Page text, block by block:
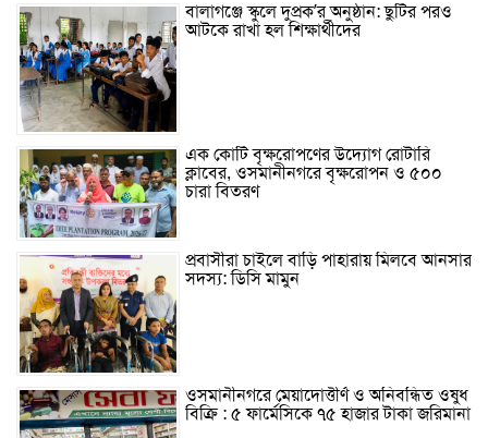
বালাগঞ্জে স্কুলে দুপ্রক’র অনুষ্ঠান: ছুটির পরও
আটকে রাখা হল শিক্ষার্থীদের
এক কোটি বৃক্ষরোপণের উদ্যোগ রোটারি
ক্লাবের, ওসমানীনগরে বৃক্ষরোপন ও ৫০০
চারা বিতরণ
প্রবাসীরা চাইলে বাড়ি পাহারায় মিলবে আনসার
সদস্য: ডিসি মামুন
ওসমানীনগরে মেয়াদোত্তীর্ণ ও অনিবন্ধিত ওষুধ
বিক্রি : ৫ ফার্মেসিকে ৭৫ হাজার টাকা জরিমানা